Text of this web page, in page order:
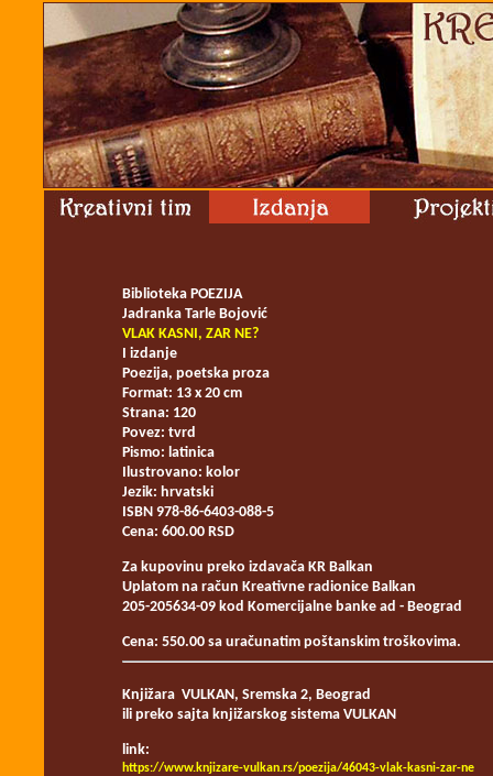
Biblioteka POEZIJA
Jadranka Tarle Bojović
VLAK KASNI, ZAR NE?
I izdanje
Poezija, poetska proza
Format: 13 x 20 cm
Strana: 120
Povez: tvrd
Pismo: latinica
Ilustrovano: kolor
Jezik: hrvatski
ISBN 978-86-6403-088-5
Cena: 600.00 RSD
Za kupovinu preko izdavača KR Balkan
Uplatom na račun Kreativne radionice Balkan
205-205634-09 kod Komercijalne banke ad - Beograd
Cena: 550.00 sa uračunatim poštanskim troškovima.
Knjižara VULKAN, Sremska 2, Beograd
ili preko sajta knjižarskog sistema VULKAN
link:
https://www.knjizare-vulkan.rs/poezija/46043-vlak-kasni-zar-ne